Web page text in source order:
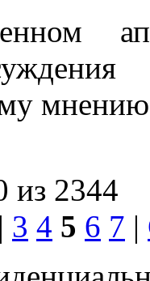
из 2344
| 3 4 5 6 7 |